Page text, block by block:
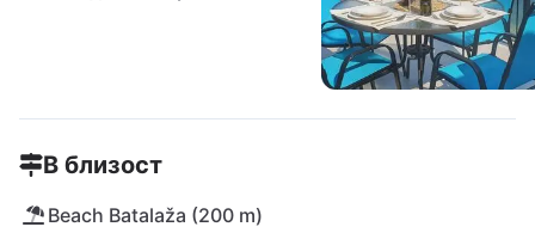
В близост
Beach Batalaža (200 m)